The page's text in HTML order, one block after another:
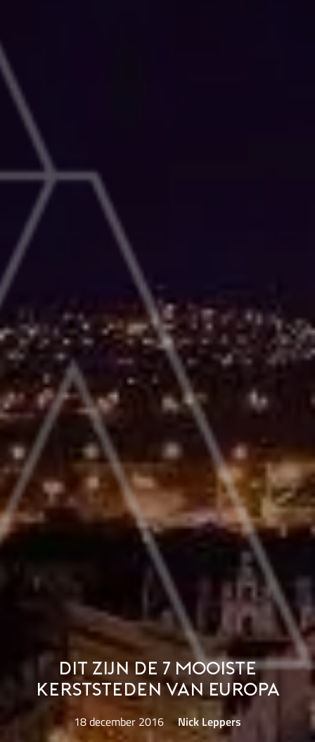
Dit zijn de 7 mooiste
kerststeden van Europa
18 december 2016 Nick Leppers